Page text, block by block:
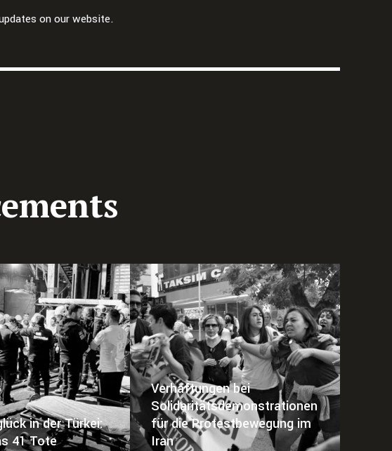
on our website.
in der Türkei:
41 Tote
Verhaftungen bei
Solidaritätsdemonstrationen
für die Protestbewegung im
Iran